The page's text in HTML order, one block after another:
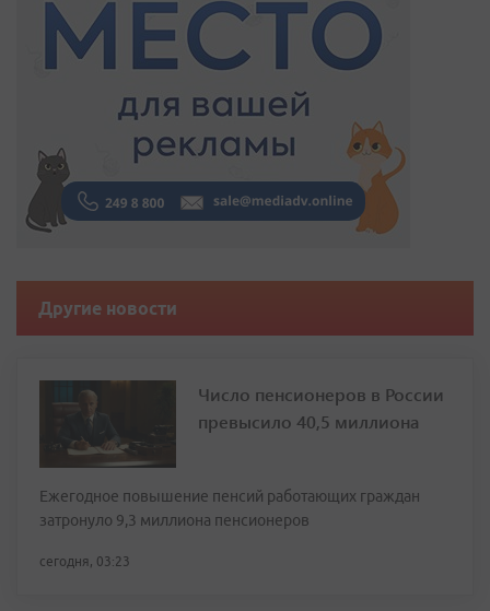
Другие новости
Число пенсионеров в России
превысило 40,5 миллиона
Ежегодное повышение пенсий работающих граждан
затронуло 9,3 миллиона пенсионеров
сегодня, 03:23